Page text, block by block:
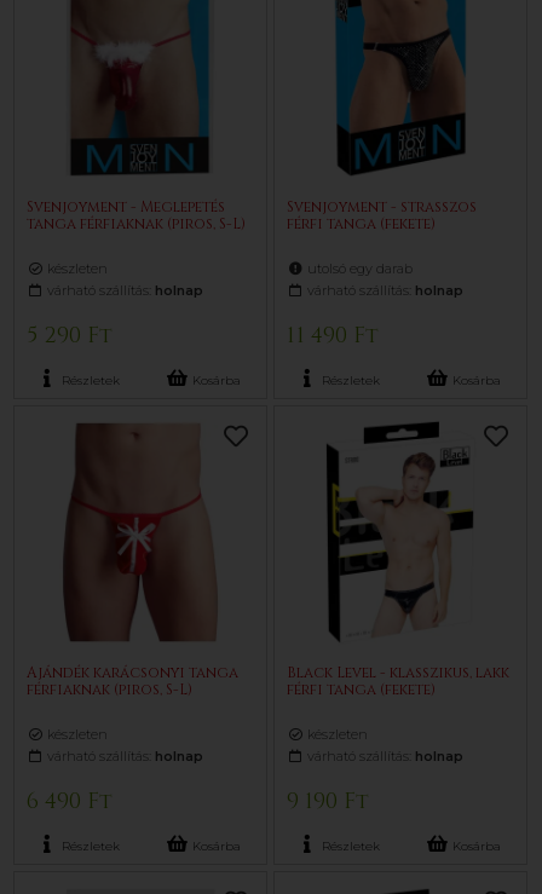
Svenjoyment - Meglepetés
tanga férfiaknak (piros, S-L)
készleten
várható szállítás: holnap
5 290 Ft
Részletek Kosárba
Svenjoyment - strasszos
férfi tanga (fekete)
utolsó egy darab
várható szállítás: holnap
11 490 Ft
Részletek Kosárba
Ajándék karácsonyi tanga
férfiaknak (piros, S-L)
készleten
várható szállítás: holnap
6 490 Ft
Részletek Kosárba
Black Level - klasszikus, lakk
férfi tanga (fekete)
készleten
várható szállítás: holnap
9 190 Ft
Részletek Kosárba